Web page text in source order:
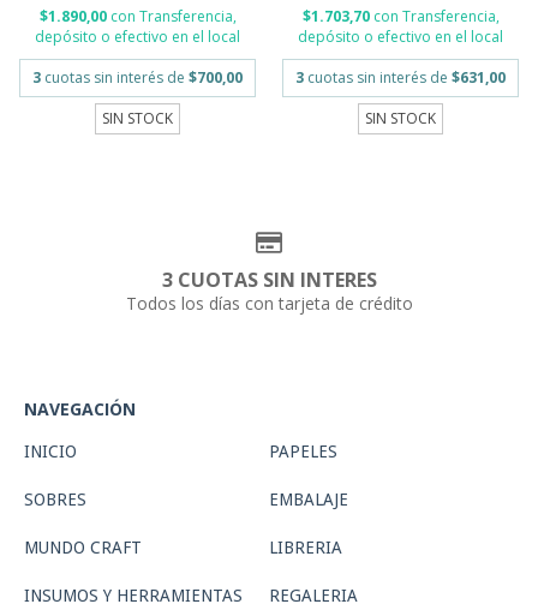
$1.890,00 con Transferencia,
depósito o efectivo en el local
3 cuotas sin interés de $700,00
SIN STOCK
$1.703,70 con Transferencia,
depósito o efectivo en el local
3 cuotas sin interés de $631,00
SIN STOCK
3 CUOTAS SIN INTERES
Todos los días con tarjeta de crédito
NAVEGACIÓN
INICIO PAPELES
SOBRES EMBALAJE
MUNDO CRAFT LIBRERIA
INSUMOS Y HERRAMIENTAS REGALERIA